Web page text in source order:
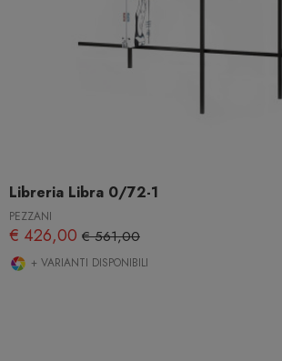
Libreria Libra 0/72-1
PEZZANI
€ 426,00 € 561,00
+ VARIANTI DISPONIBILI